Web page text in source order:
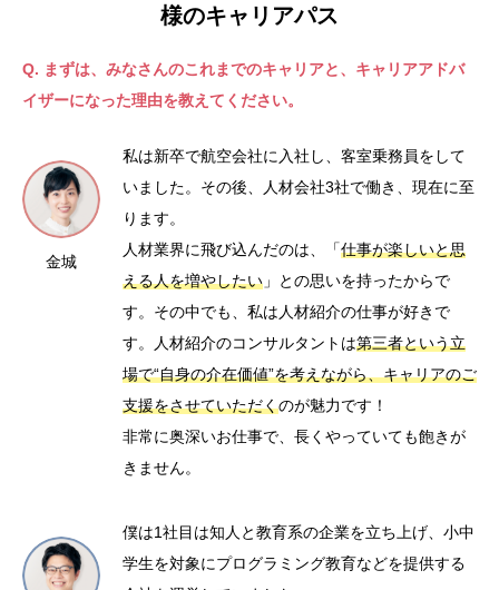
様のキャリアパス
Q. まずは、みなさんのこれまでのキャリアと、キャリアアドバ
イザーになった理由を教えてください。
金城
私は新卒で航空会社に入社し、客室乗務員をして
いました。その後、人材会社3社で働き、現在に至
ります。
人材業界に飛び込んだのは、「仕事が楽しいと思
える人を増やしたい 」との思いを持ったからで
す。その中でも、私は人材紹介の仕事が好きで
す。人材紹介のコンサルタントは第三者という立
場で“自身の介在価値”を考えながら、キャリアのご
支援をさせていただくのが魅力です！
非常に奥深いお仕事で、長くやっていても飽きが
きません。
僕は1社目は知人と教育系の企業を立ち上げ、小中
学生を対象にプログラミング教育などを提供する